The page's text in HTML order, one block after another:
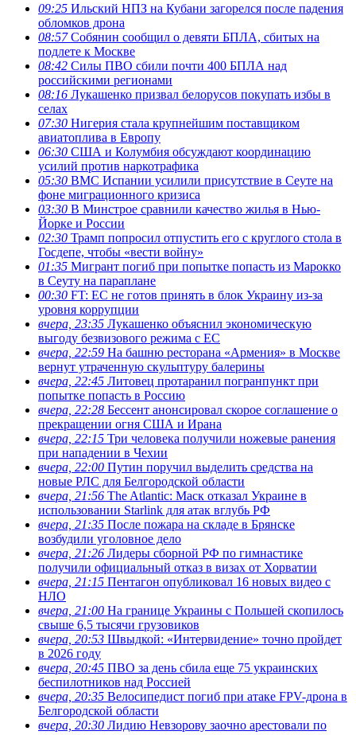
09:25 Ильский НПЗ на Кубани загорелся после падения
обломков дрона
08:57Собянин сообщил о девяти БПЛА, сбитых на
подлете к Москве
08:42 Силы ПВО сбили почти 400 БПЛА над
российскими регионами
08:16 Лукашенко призвал белорусов покупать избы в
селах
07:30 Нигерия стала крупнейшим поставщиком
авиатоплива в Европу
06:30 США и Колумбия обсуждают координацию
усилий против наркотрафика
05:30 ВМС Испании усилили присутствие в Сеуте на
фоне миграционного кризиса
03:30 В Минстрое сравнили качество жилья в Нью-
Йорке и России
02:30 Трамп попросил отпустить его с круглого стола в
Госдепе, чтобы «вести войну»
01:35 Мигрант погиб при попытке попасть из Марокко
в Сеуту на параплане
00:30 FT: ЕС не готов принять в блок Украину из-за
уровня коррупции
вчера, 23:35 Лукашенко объяснил экономическую
выгоду безвизового режима с ЕС
вчера, 22:59 На башню ресторана «Армения» в Москве
вернут утраченную скульптуру балерины
вчера, 22:45 Литовец протаранил погранпункт при
попытке попасть в Россию
вчера, 22:28 Бессент анонсировал скорое соглашение о
прекращении огня США и Ирана
вчера, 22:15 Три человека получили ножевые ранения
при нападении в Чехии
вчера, 22:00 Путин поручил выделить средства на
новые РЛС для Белгородской области
вчера, 21:56 The Atlantic: Маск отказал Украине в
использовании Starlink для атак вглубь РФ
вчера, 21:35 После пожара на складе в Брянске
возбудили уголовное дело
вчера, 21:26 Лидеры сборной РФ по гимнастике
получили официальный отказ в визах от Хорватии
вчера, 21:15 Пентагон опубликовал 16 новых видео с
НЛО
вчера, 21:00 На границе Украины с Польшей скопилось
свыше 6,5 тысячи грузовиков
вчера, 20:53 Швыдкой: «Интервидение» точно пройдет
в 2026 году
вчера, 20:45 ПВО за день сбила еще 75 украинских
беспилотников над Россией
вчера, 20:35 Велосипедист погиб при атаке FPV-дрона в
Белгородской области
вчера, 20:30 Лидию Невзорову заочно арестовали по